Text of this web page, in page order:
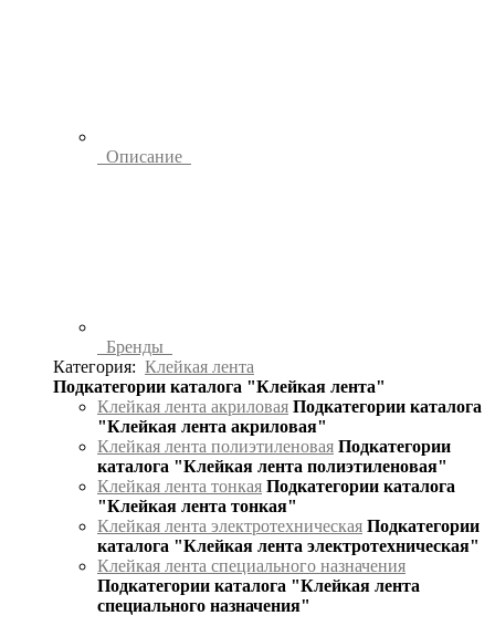
Описание
Бренды
Категория: Клейкая лента
Подкатегории каталога "Клейкая лента"
Клейкая лента акриловая Подкатегории каталога
"Клейкая лента акриловая"
Клейкая лента полиэтиленовая Подкатегории
каталога "Клейкая лента полиэтиленовая"
Клейкая лента тонкая Подкатегории каталога
"Клейкая лента тонкая"
Клейкая лента электротехническая Подкатегории
каталога "Клейкая лента электротехническая"
Клейкая лента специального назначения
Подкатегории каталога "Клейкая лента
специального назначения"